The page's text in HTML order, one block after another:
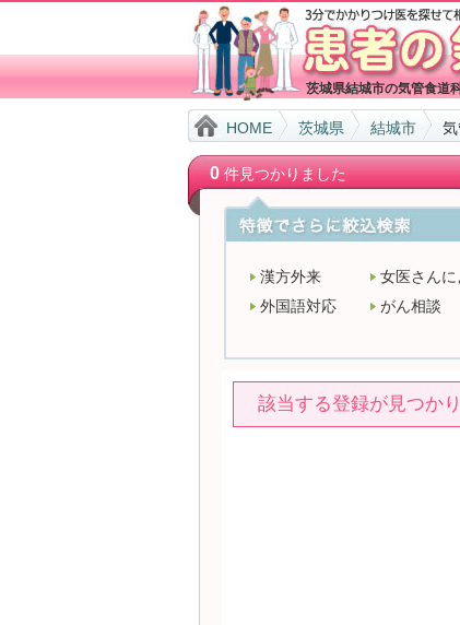
茨城県結城市の気管食道
HOME 茨城県 結城市
0件見つかりました
漢方外来 女医さん
外国語対応
がん相談
該当する登録が見つか